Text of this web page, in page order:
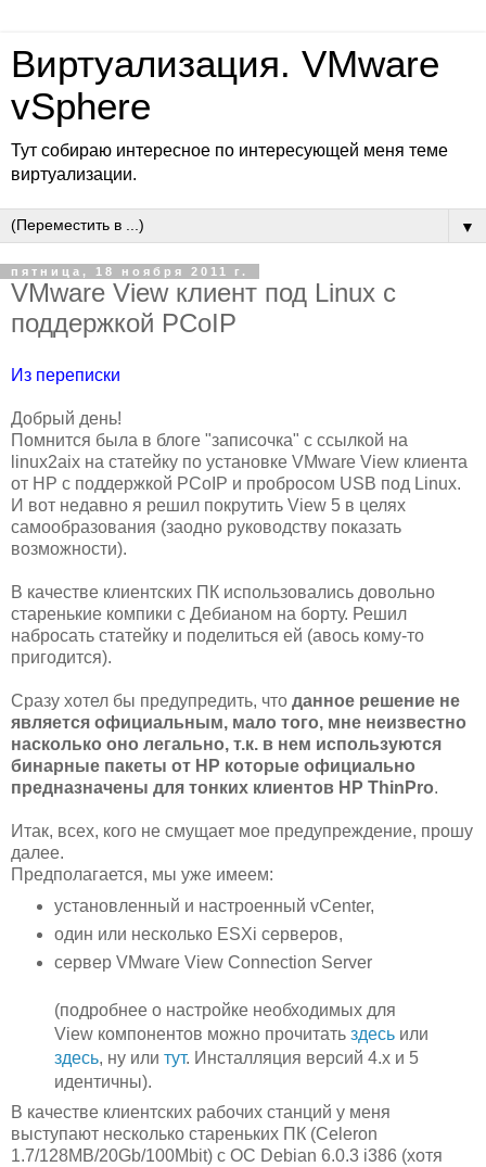
Виртуализация. VMware
vSphere
Тут собираю интересное по интересующей меня теме
виртуализации.
▼
пятница, 18 ноября 2011 г.
VMware View клиент под Linux c
поддержкой PCoIP
Из переписки
Добрый день!
Помнится была в блоге "записочка" с ссылкой на
linux2aix на статейку по установке VMware View клиента
от HP с поддержкой PCoIP и пробросом USB под Linux.
И вот недавно я решил покрутить View 5 в целях
самообразования (заодно руководству показать
возможности).
В качестве клиентских ПК использовались довольно
старенькие компики с Дебианом на борту. Решил
набросать статейку и поделиться ей (авось кому-то
пригодится).
Сразу хотел бы предупредить, что данное решение не
является официальным, мало того, мне неизвестно
насколько оно легально, т.к. в нем используются
бинарные пакеты от HP которые официально
предназначены для тонких клиентов HP ThinPro.
Итак, всех, кого не смущает мое предупреждение, прошу
далее.
Предполагается, мы уже имеем:
установленный и настроенный vCenter,
один или несколько ESXi серверов,
сервер VMware View Connection Server
(подробнее о настройке необходимых для
View компонентов можно прочитать здесьили
здесь, ну или тут. Инсталляция версий 4.x и 5
идентичны).
В качестве клиентских рабочих станций у меня
выступают несколько стареньких ПК (Celeron
1.7/128MB/20Gb/100Mbit) с ОС Debian 6.0.3 i386 (хотя